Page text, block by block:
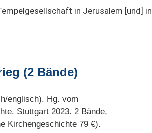
in Jerusalem [und] in
(2 Bände)
englisch). Hg. vom
Stuttgart 2023. 2 Bände,
Kirchengeschichte 79 €).